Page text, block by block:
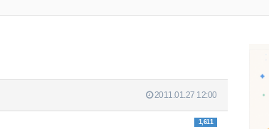
2011.01.27 12:00
1,611